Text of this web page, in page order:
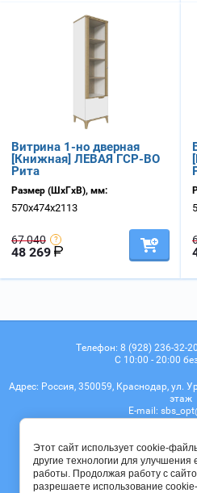
Витрина 1-но дверная
[Книжная] ЛЕВАЯ ГСР-ВО
Рита
Размер (ШхГхВ), мм:
570х474х2113
67 040
48 269
Телефон: 8 (928) 236-32-20
С 10:00 - 20:00
Адрес: Россия, 350059, Краснодар, ул.
этаж
Е-mail:
© 2017 -
Этот сайт использует cookie-
другие технологии для улучшения
работы. Продолжая работу с
разрешаете использование cookie-